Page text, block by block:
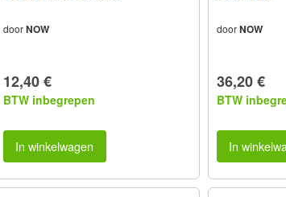
doorNOW
12,40 €
BTW inbegrepen
In winkelwagen
door NOW
36,20 €
BTW
In